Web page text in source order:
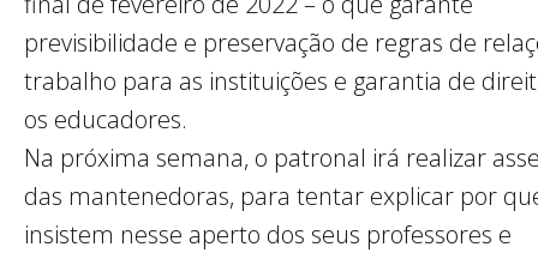
previsibilidade e preservação de regras de
trabalho para as instituições e garantia de
os educadores.
Na próxima semana, o patronal irá realizar
das mantenedoras, para tentar explicar por
insistem nesse aperto dos seus professores e